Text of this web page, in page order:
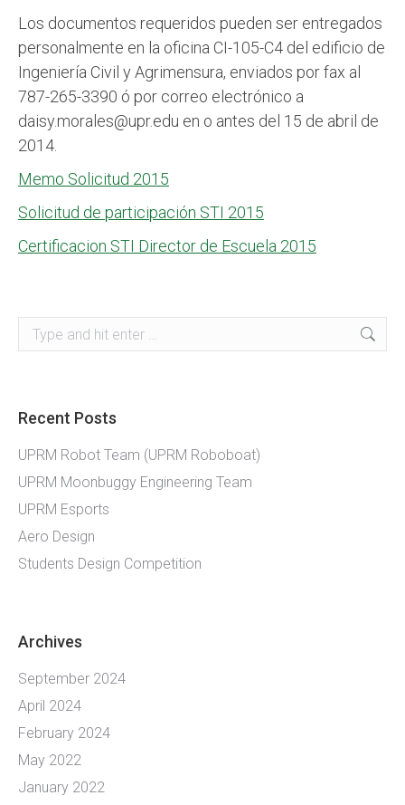
Los documentos requeridos pueden ser entregados
personalmente en la oficina CI-105-C4 del edificio de
Ingeniería Civil y Agrimensura, enviados por fax al
787-265-3390 ó por correo electrónico a
daisy.morales@upr.edu en o antes del 15 de abril de
2014.
Memo Solicitud 2015
Solicitud de participación STI 2015
Certificacion STI Director de Escuela 2015
Search:
Recent Posts
UPRM Robot Team (UPRM Roboboat)
UPRM Moonbuggy Engineering Team
UPRM Esports
Aero Design
Students Design Competition
Archives
September 2024
April 2024
February 2024
May 2022
January 2022